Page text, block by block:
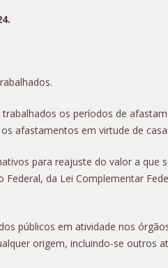
os períodos de
afastamentos em virtude de
para reajuste do valor a que
da Lei Complementar
públicos em atividade nos
origem, incluindo-se